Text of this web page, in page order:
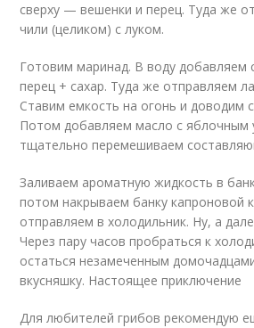
сверху — вешенки и перец. Туда же
чили (целиком) с луком.
Готовим маринад. В воду добавляем
перец + сахар. Туда же отправляем
Ставим емкость на огонь и доводим
Потом добавляем масло с яблочным
тщательно перемешиваем
Заливаем ароматную жидкость в
потом накрываем банку капроновой
отправляем в холодильник. Ну, а
Через пару часов пробраться к
остаться незамеченным
вкусняшку. Настоящее приключение
Для любителей грибов рекомендую